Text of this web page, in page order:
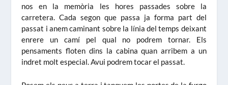
nos en la memòria les hores passades sobre la
carretera. Cada segon que passa ja forma part del
passat i anem caminant sobre la línia del temps deixant
enrere un camí pel qual no podrem tornar. Els
pensaments floten dins la cabina quan arribem a un
indret molt especial. Avui podrem tocar el passat.